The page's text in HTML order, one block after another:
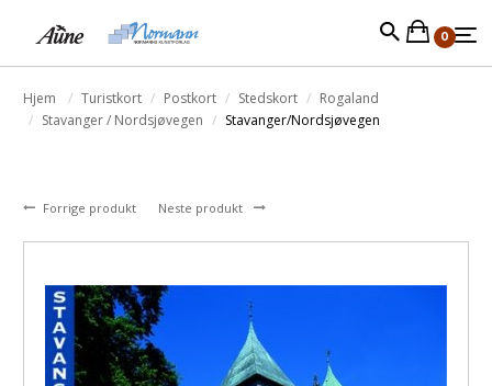
0
Hjem Turistkort Postkort Stedskort
Rogaland
Stavanger / Nordsjøvegen
Stavanger/Nordsjøvegen
Forrige produkt Neste produkt